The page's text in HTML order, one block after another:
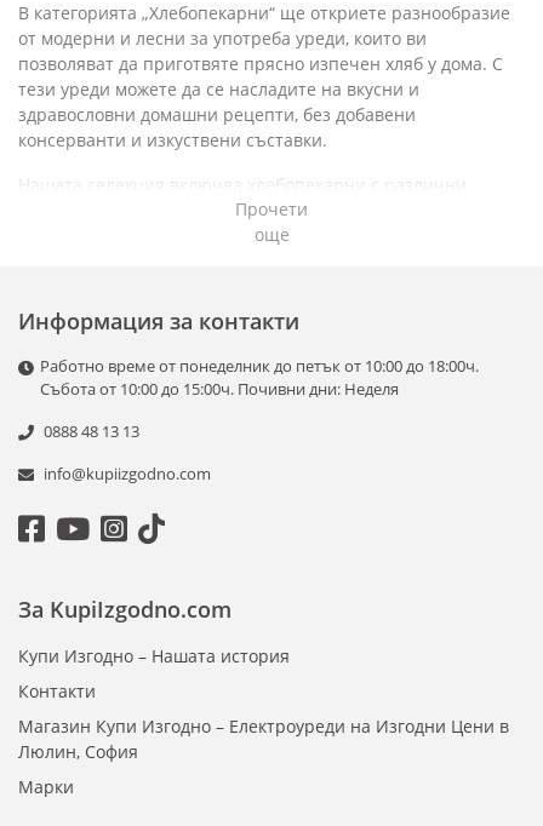
В категорията „Хлебопекарни“ ще откриете разнообразие
от модерни и лесни за употреба уреди, които ви
позволяват да приготвяте прясно изпечен хляб у дома. С
тези уреди можете да се насладите на вкусни и
здравословни домашни рецепти, без добавени
консерванти и изкуствени съставки.
Нашата селекция включва хлебопекарни с различни
програми за приготвяне на бял, пълнозърнест,
безглутенов и сладък хляб, както и опции за месене на
изпичане и автоматично добавяне на съставки като ядки
или семена.
С компактен дизайн, лесно управление и възможност за
идеалното решение за всеки, който цени качеството и
гама и изберете подходящия уред за вашата кухня!
Прочети
още
Информация за контакти
Работно време от понеделник до петък от 10:00 до 18:00ч.
Събота от 10:00 до 15:00ч. Почивни дни: Неделя
0888 48 13 13
info@kupiizgodno.com
За KupiIzgodno.com
Купи Изгодно – Нашата история
Контакти
Магазин Купи Изгодно – Електроуреди на Изгодни Цени в
Люлин, София
Марки